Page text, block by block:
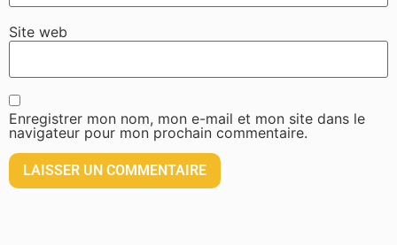
Site web
Enregistrer mon nom, mon e-mail et mon site dans le
navigateur pour mon prochain commentaire.